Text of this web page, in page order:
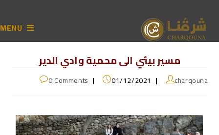
MENU
مسير بيئي الى محمية وادي الدير
charqouna
01/12/2021
0 Comments